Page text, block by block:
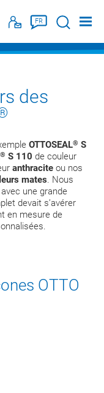
FR Suche
des
OTTOSEAL® S
® S 110 de couleur
anthracite ou nos
mates. Nous
une grande
devait s’avérer
en mesure de
OTTO